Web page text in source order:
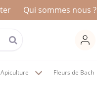
Qui sommes nous ?
Apiculture Fleurs de Bach